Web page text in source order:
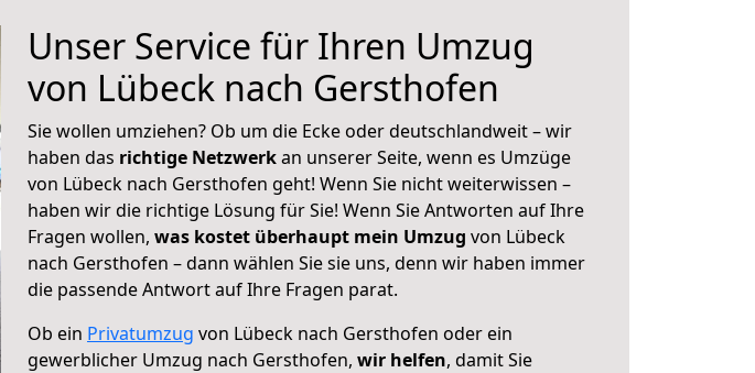
Unser Service für Ihren Umzug
von Lübeck nach Gersthofen
Sie wollen umziehen? Ob um die Ecke oder deutschlandweit – wir
haben das richtige Netzwerkan unserer Seite, wenn es Umzüge
von Lübeck nach Gersthofen geht! Wenn Sie nicht weiterwissen –
haben wir die richtige Lösung für Sie! Wenn Sie Antworten auf Ihre
Fragen wollen, was kostet überhaupt mein Umzug von Lübeck
nach Gersthofen – dann wählen Sie sie uns, denn wir haben immer
die passende Antwort auf Ihre Fragen parat.
Ob ein Privatumzug von Lübeck nach Gersthofen oder ein
gewerblicher Umzug nach Gersthofen, wir helfen, damit Sie